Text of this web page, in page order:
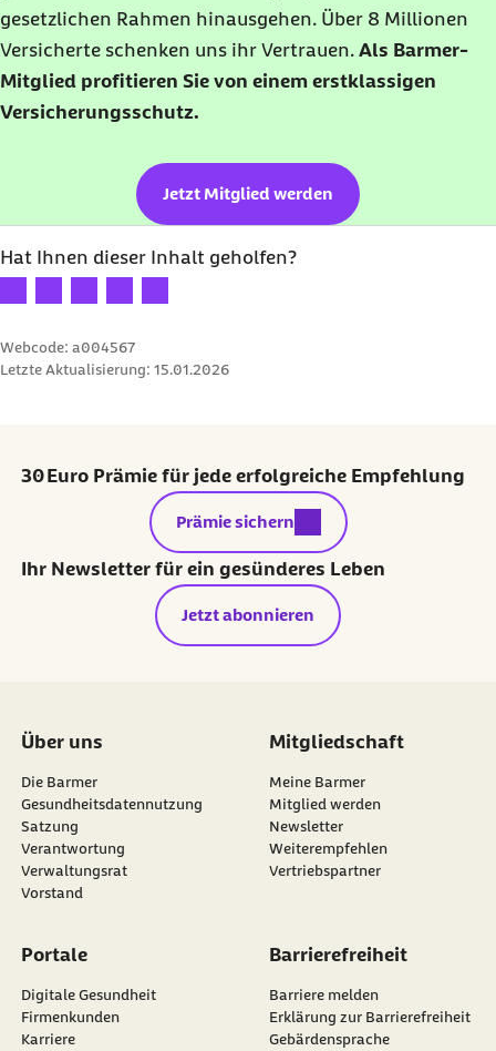
gesetzlichen Rahmen hinausgehen. Über 8 Millionen
Versicherte schenken uns ihr Vertrauen. Als Barmer-
Mitglied profitieren Sie von einem erstklassigen
Versicherungsschutz.
Jetzt Mitglied werden
Hat Ihnen dieser Inhalt geholfen?
Ihre Bewertung: 1 Stern
Ihre Bewertung: 2 Sterne
Ihre Bewertung: 3 Sterne
Ihre Bewertung: 4 Sterne
Ihre Bewertung: 5 Sterne
Webcode: a004567
Letzte Aktualisierung: 15.01.2026
30 Euro Prämie für jede erfolgreiche Empfehlung
externer Link:
Prämie sichern
Ihr Newsletter für ein gesünderes Leben
Jetzt abonnieren
Über uns
Die Barmer
Gesundheitsdatennutzung
Satzung
Verantwortung
Verwaltungsrat
Vorstand
Mitgliedschaft
Meine Barmer
Mitglied werden
Newsletter
externer Link:
Weiterempfehlen
Vertriebspartner
Portale
Digitale Gesundheit
Firmenkunden
Karriere
Barrierefreiheit
Barriere melden
Erklärung zur Barrierefreiheit
Gebärdensprache